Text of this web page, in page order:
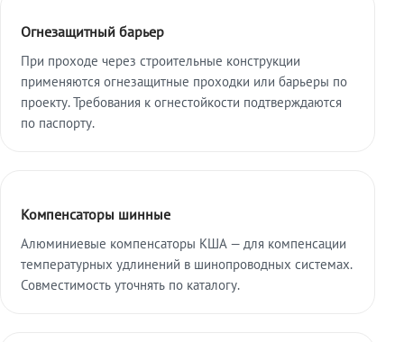
Огнезащитный барьер
При проходе через строительные конструкции
применяются огнезащитные проходки или барьеры по
проекту. Требования к огнестойкости подтверждаются
по паспорту.
Компенсаторы шинные
Алюминиевые компенсаторы КША — для компенсации
температурных удлинений в шинопроводных системах.
Совместимость уточнять по каталогу.